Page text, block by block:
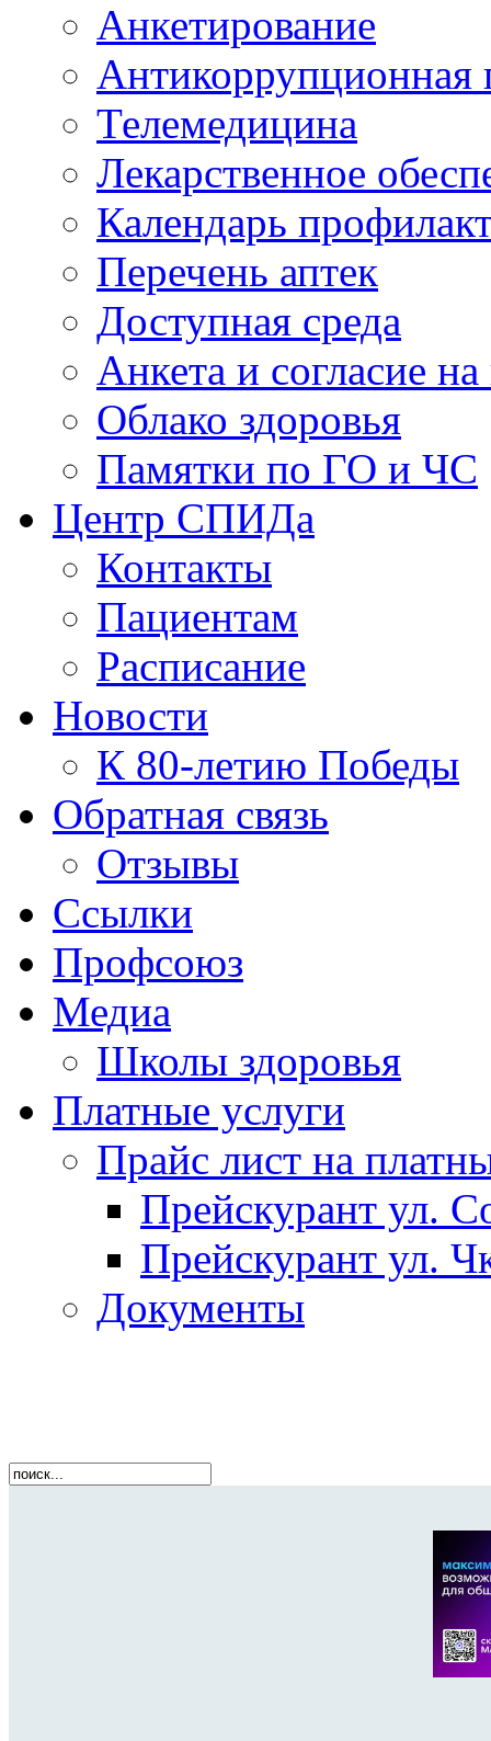
Анкетирование
Антикоррупционная
Телемедицина
Лекарственное
Календарь
Перечень аптек
Доступная среда
Анкета и согласие
Облако здоровья
Памятки по ГО и ЧС
Центр СПИДа
Контакты
Пациентам
Расписание
Новости
К 80-летию Победы
Обратная связь
Отзывы
Ссылки
Профсоюз
Медиа
Школы здоровья
Платные услуги
Прайс лист на
Прейскурант ул.
Прейскурант ул.
Документы